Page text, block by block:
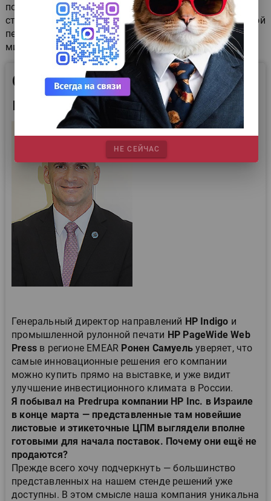
полипропилен и полиэтилентерефталат. Для машины
стали доступны и новые инструменты для защищённой
печати — микротекст (до 0,5 пункта) и
микроштрихкоды.
Обратно совместимые
инновации
Генеральный директор направлений HP Indigo и
промышленной рулонной печати HP PageWide Web
Press в регионе EMEAR Ронен Самуель уверяет, что
самые инновационные решения его компании
можно купить прямо на выставке, и уже видит
улучшение инвестиционного климата в России.
Я побывал на Predrupa компании HP Inc. в Израиле
в конце марта — представленные там новейшие
листовые и этикеточные ЦПМ выглядели вполне
готовыми для начала поставок. Почему они ещё не
продаются?
Прежде всего хочу подчеркнуть — большинство
представленных на нашем стенде решений уже
доступны. В этом смысле наша компания уникальна
НЕ СЕЙЧАС